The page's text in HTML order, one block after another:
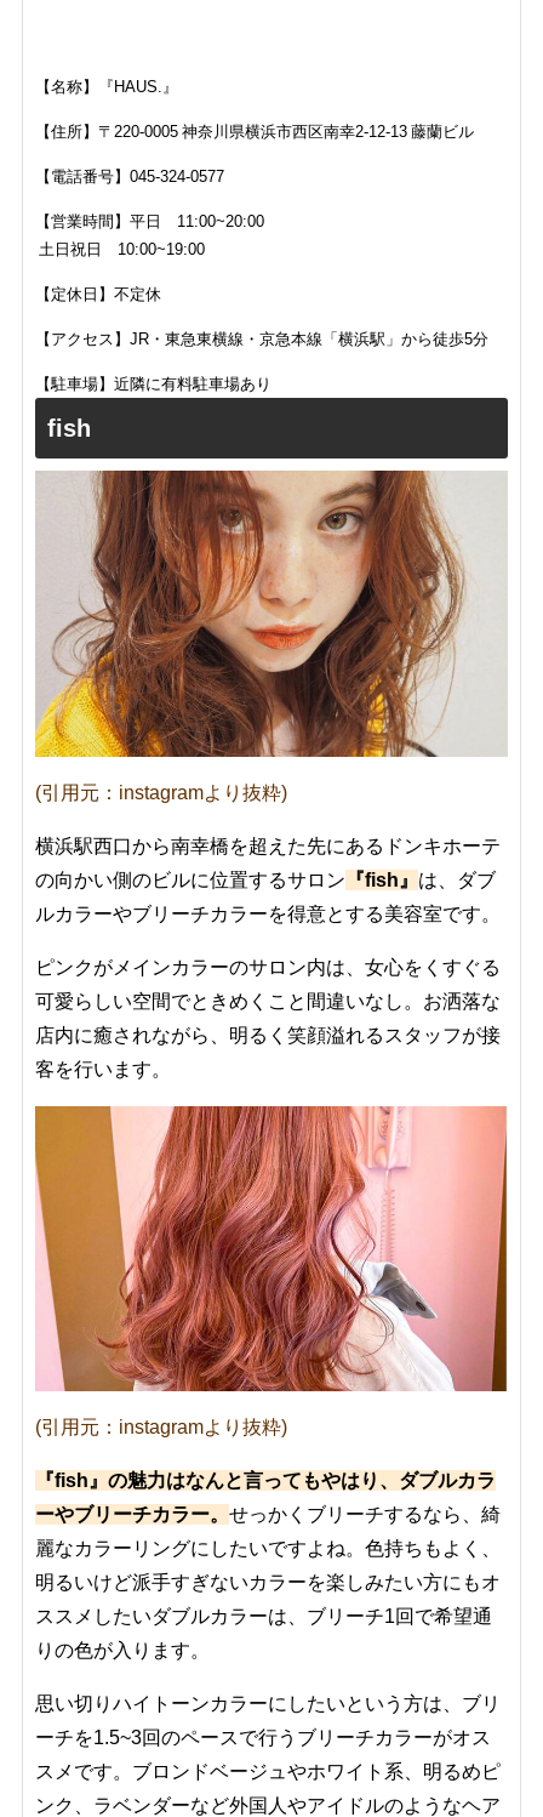
【名称】『HAUS.』
【住所】 〒220-0005 神奈川県横浜市西区南幸2-12-13 藤蘭ビル
【電話番号】 045-324-0577
【営業時間】平日 11:00~20:00
土日祝日 10:00~19:00
【定休日】不定休
【アクセス】JR・東急東横線・京急本線「横浜駅」から徒歩5分
【駐車場】近隣に有料駐車場あり
fish
(引用元：instagramより抜粋)
横浜駅西口から南幸橋を超えた先にあるドンキホーテ
の向かい側のビルに位置するサロン 『fish』 は、ダブ
ルカラーやブリーチカラーを得意とする美容室です。
ピンクがメインカラーのサロン内は、女心をくすぐる
可愛らしい空間でときめくこと間違いなし。お洒落な
店内に癒されながら、明るく笑顔溢れるスタッフが接
客を行います。
(引用元：instagramより抜粋)
『fish』の魅力はなんと言ってもやはり、ダブルカラ
ーやブリーチカラー。 せっかくブリーチするなら、綺
麗なカラーリングにしたいですよね。色持ちもよく、
明るいけど派手すぎないカラーを楽しみたい方にもオ
ススメしたいダブルカラーは、ブリーチ1回で希望通
りの色が入ります。
思い切りハイトーンカラーにしたいという方は、ブリ
ーチを1.5~3回のペースで行うブリーチカラーがオス
スメです。ブロンドベージュやホワイト系、明るめピ
ンク、ラベンダーなど外国人やアイドルのようなヘア